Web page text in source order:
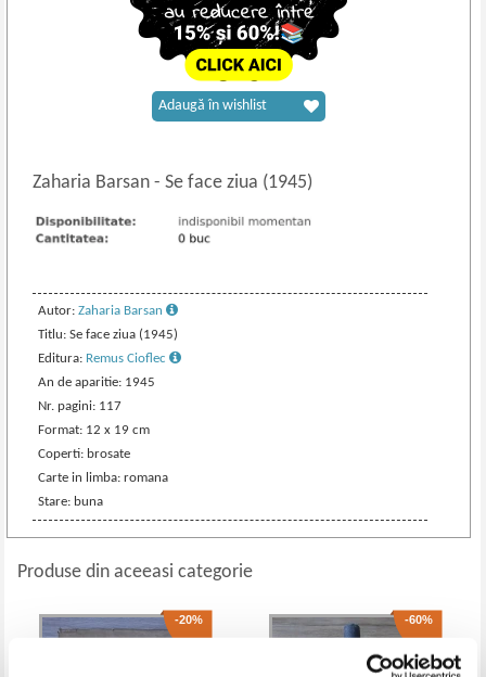
Zaharia Barsan- Se face ziua (1945)
Autor:Zaharia Barsan
Titlu: Se face ziua (1945)
Editura: Remus Cioflec
An de aparitie: 1945
Nr. pagini: 117
Format: 12 x 19 cm
Coperti: brosate
Carte in limba: romana
Stare: buna
Adaugă în wishlist
Produse din aceeasi categorie
-20% -60%